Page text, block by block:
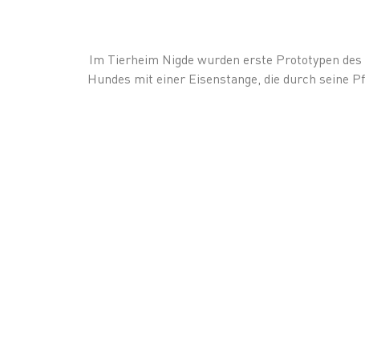
Im Tierheim Nigde wurden erste Prototypen
Hundes mit einer Eisenstange, die durch seine